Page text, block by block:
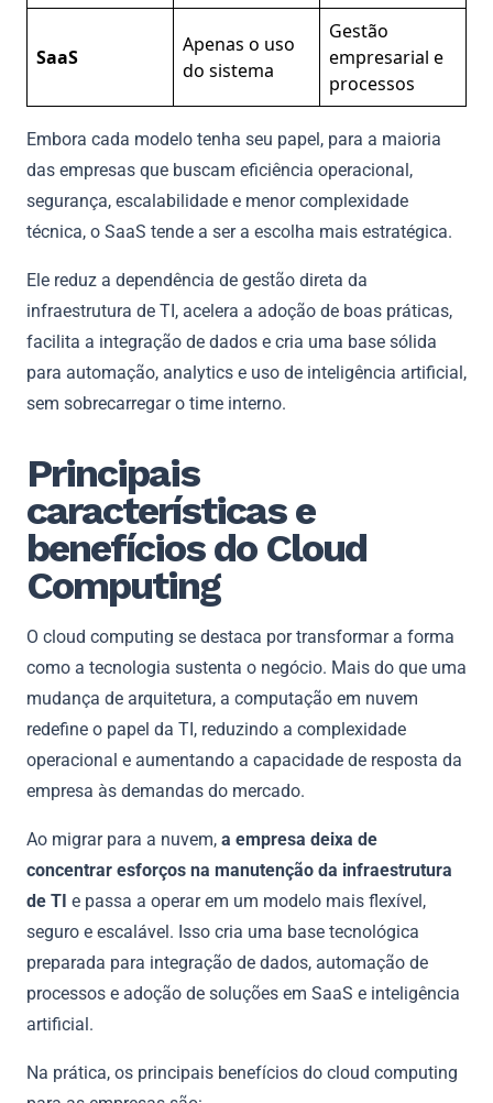
SaaS
Apenas o uso
do sistema
Gestão
empresarial e
processos
Embora cada modelo tenha seu papel, para a maioria
das empresas que buscam eficiência operacional,
segurança, escalabilidade e menor complexidade
técnica, o SaaS tende a ser a escolha mais estratégica.
Ele reduz a dependência de gestão direta da
infraestrutura de TI, acelera a adoção de boas práticas,
facilita a integração de dados e cria uma base sólida
para automação, analytics e uso de inteligência artificial,
sem sobrecarregar o time interno.
Principais
características e
benefícios do Cloud
Computing
O cloud computing se destaca por transformar a forma
como a tecnologia sustenta o negócio. Mais do que uma
mudança de arquitetura, a computação em nuvem
redefine o papel da TI, reduzindo a complexidade
operacional e aumentando a capacidade de resposta da
empresa às demandas do mercado.
Ao migrar para a nuvem, a empresa deixa de
concentrar esforços na manutenção da infraestrutura
de TI e passa a operar em um modelo mais flexível,
seguro e escalável. Isso cria uma base tecnológica
preparada para integração de dados, automação de
processos e adoção de soluções em SaaS e inteligência
artificial.
Na prática, os principais benefícios do cloud computing